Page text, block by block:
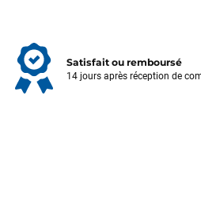
Satisfait ou remboursé
14 jours après réception de